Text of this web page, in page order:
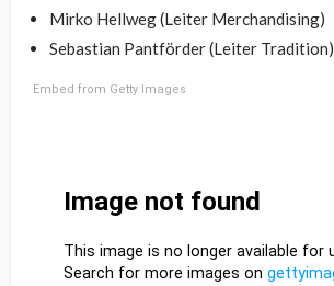
Mirko Hellweg (Leiter Merchandising)
Sebastian Pantförder (Leiter Tradition)
Embed from Getty Images